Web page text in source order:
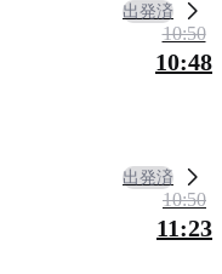
出発済
10:50
10:48
出発済
10:50
11:23